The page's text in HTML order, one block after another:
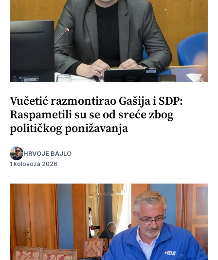
Vučetić razmontirao Gašija i SDP:
Raspametili su se od sreće zbog
političkog ponižavanja
HRVOJE BAJLO
1 kolovoza 2026